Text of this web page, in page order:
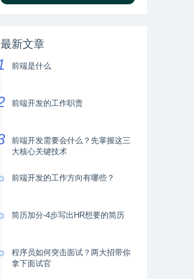
最新文章
前端是什么
前端开发的工作职责
前端开发需要会什么？先掌握这三
大核心关键技术
前端开发的工作方向有哪些？
简历加分-4步写出HR想要的简历
程序员如何突击面试？两大招带你
拿下面试官